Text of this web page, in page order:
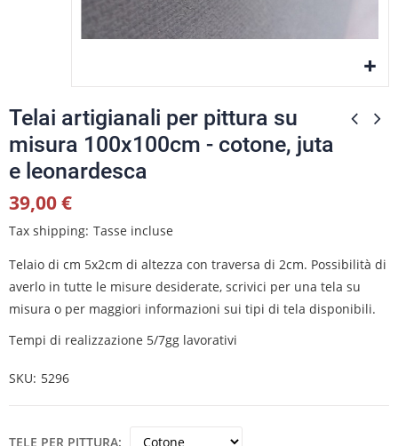
Telai artigianali per pittura su
misura 100x100cm - cotone, juta
e leonardesca
39,00 €
Tax shipping Tasse incluse
Telaio di cm 5x2cm di altezza con traversa di 2cm. Possibilità di
averlo in tutte le misure desiderate, scrivici per una tela su
misura o per maggiori informazioni sui tipi di tela disponibili.
Tempi di realizzazione 5/7gg lavorativi
SKU 5296
TELE PER PITTURA